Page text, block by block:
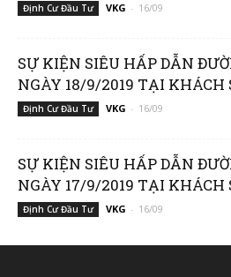
(VKG)
Định Cư Đầu Tư VKG - 16/09
SỰ KIỆN SIÊU HẤP DẪN
NGÀY 18/9/2019 TẠI KHÁCH
Định Cư Đầu Tư VKG - 16/09
SỰ KIỆN SIÊU HẤP DẪN
NGÀY 17/9/2019 TẠI KHÁCH
Định Cư Đầu Tư VKG - 16/09